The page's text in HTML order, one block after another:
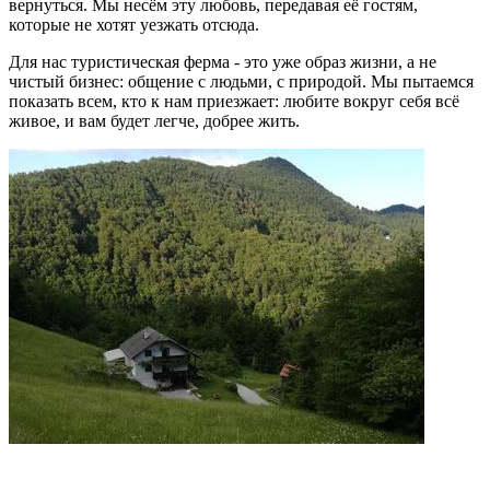
вернуться. Мы несём эту любовь, передавая её гостям,
которые не хотят уезжать отсюда.
Для нас туристическая ферма - это уже образ жизни, а не
чистый бизнес: общение с людьми, с природой. Мы пытаемся
показать всем, кто к нам приезжает: любите вокруг себя всё
живое, и вам будет легче, добрее жить.